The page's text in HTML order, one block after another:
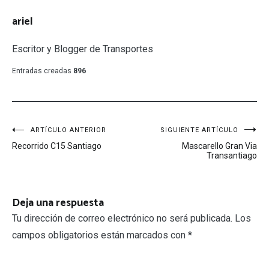
ariel
Escritor y Blogger de Transportes
Entradas creadas 896
Navegación
de
ARTÍCULO ANTERIOR
Recorrido C15 Santiago
SIGUIENTE ARTÍCULO
Mascarello Gran Via
Transantiago
Deja una respuesta
Tu dirección de correo electrónico no será publicada. Los
campos obligatorios están marcados con *